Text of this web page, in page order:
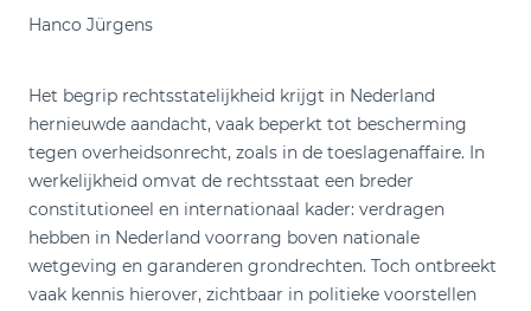
Hanco Jürgens
Het begrip rechtsstatelijkheid krijgt in Nederland
hernieuwde aandacht, vaak beperkt tot bescherming
tegen overheidsonrecht, zoals in de toeslagenaffaire. In
werkelijkheid omvat de rechtsstaat een breder
constitutioneel en internationaal kader: verdragen
hebben in Nederland voorrang boven nationale
wetgeving en garanderen grondrechten. Toch ontbreekt
vaak kennis hierover, zichtbaar in politieke voorstellen